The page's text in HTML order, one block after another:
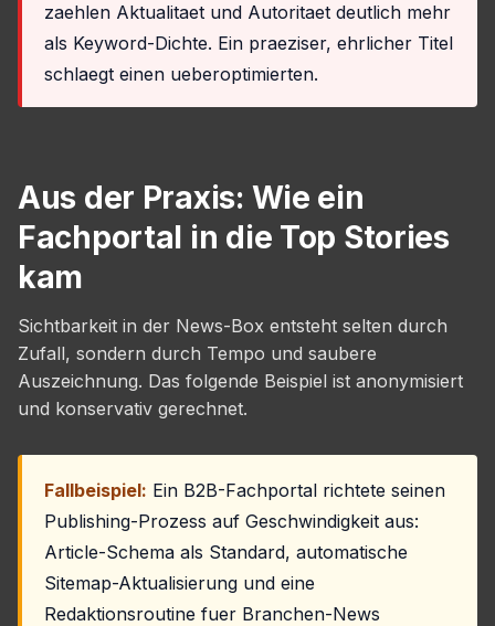
zaehlen Aktualitaet und Autoritaet deutlich mehr
als Keyword-Dichte. Ein praeziser, ehrlicher Titel
schlaegt einen ueberoptimierten.
Aus der Praxis: Wie ein
Fachportal in die Top Stories
kam
Sichtbarkeit in der News-Box entsteht selten durch
Zufall, sondern durch Tempo und saubere
Auszeichnung. Das folgende Beispiel ist anonymisiert
und konservativ gerechnet.
Fallbeispiel: Ein B2B-Fachportal richtete seinen
Publishing-Prozess auf Geschwindigkeit aus:
Article-Schema als Standard, automatische
Sitemap-Aktualisierung und eine
Redaktionsroutine fuer Branchen-News